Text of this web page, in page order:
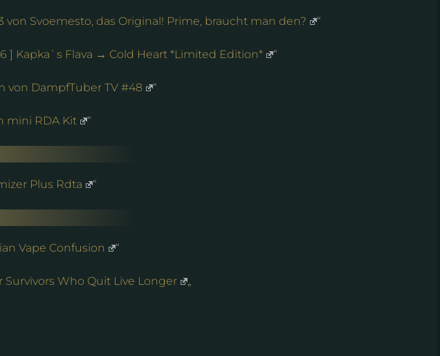
von Svoemesto, das Original! Prime, braucht man den? “
] Kapka`s Flava → Cold Heart *Limited Edition* “
von DampfTuber TV #48 “
mini RDA Kit “
Plus Rdta “
Vape Confusion “
Survivors Who Quit Live Longer „